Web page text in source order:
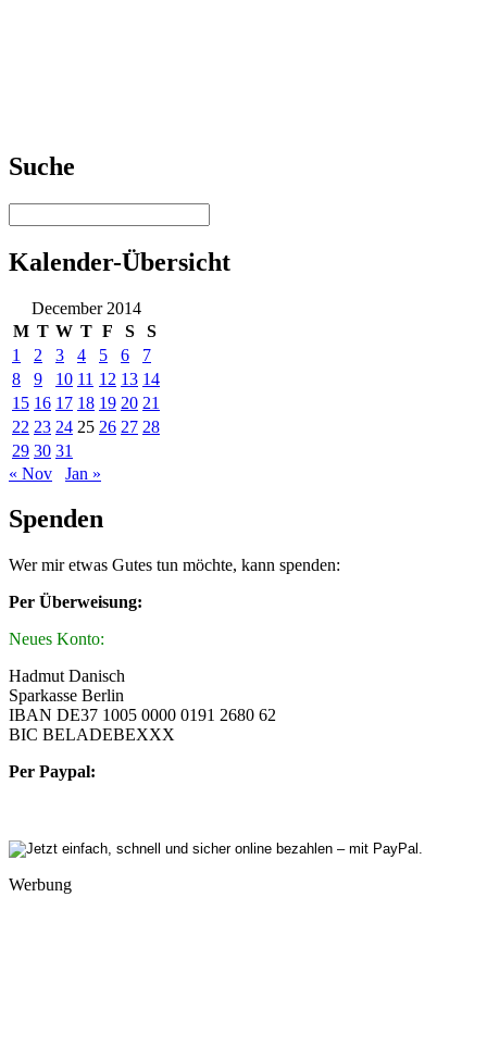
Suche
Kalender-Übersicht
December 2014
M T W T F S
S
1
2 3 4 5 6
7
8
9 10 11 12 13 14
15 16 17 18 19 20 21
22 23 24 25 26 27 28
29 30 31
« Nov
Jan »
Spenden
Wer mir etwas Gutes tun möchte, kann spenden:
Per Überweisung:
Neues Konto:
Hadmut Danisch
Sparkasse Berlin
IBAN DE37 1005 0000 0191 2680 62
BIC BELADEBEXXX
Per Paypal:
Werbung